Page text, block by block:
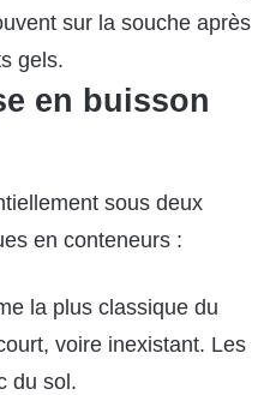
sur la souche après
gels.
en buisson
sous deux
en conteneurs :
la plus classique du
voire inexistant. Les
du sol.